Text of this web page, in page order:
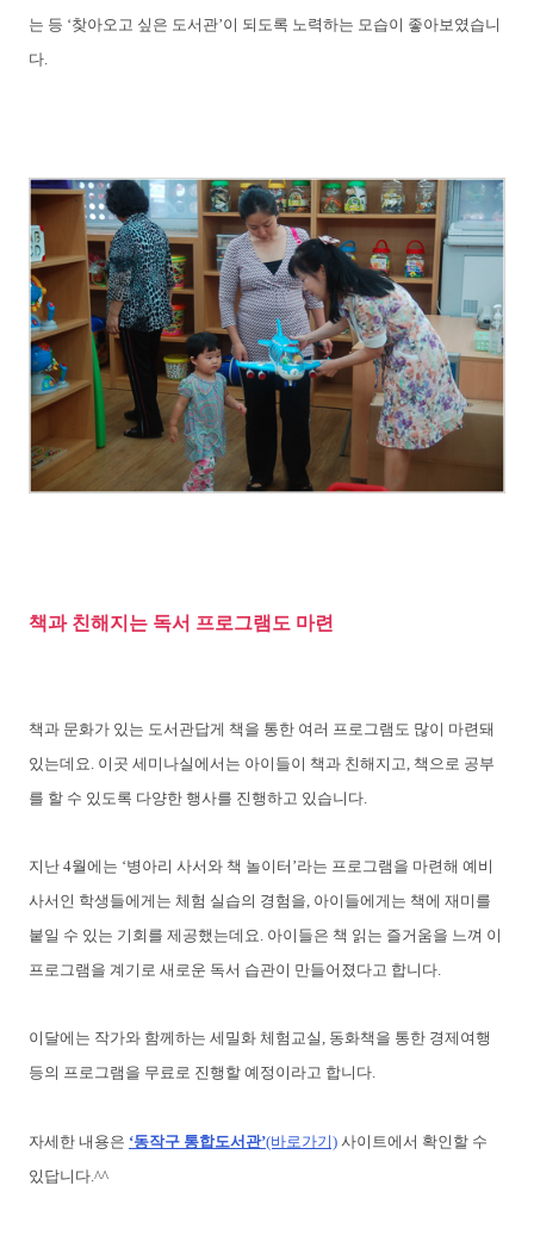
는 등 ‘찾아오고 싶은 도서관’이 되도록 노력하는 모습이 좋아보였습니
다.
책과 친해지는 독서 프로그램도 마련
책과 문화가 있는 도서관답게 책을 통한 여러 프로그램도 많이 마련돼
있는데요. 이곳 세미나실에서는 아이들이 책과 친해지고, 책으로 공부
를 할 수 있도록 다양한 행사를 진행하고 있습니다.
지난 4월에는 ‘병아리 사서와 책 놀이터’라는 프로그램을 마련해 예비
사서인 학생들에게는 체험 실습의 경험을, 아이들에게는 책에 재미를
붙일 수 있는 기회를 제공했는데요. 아이들은 책 읽는 즐거움을 느껴 이
프로그램을 계기로 새로운 독서 습관이 만들어졌다고 합니다.
이달에는 작가와 함께하는 세밀화 체험교실, 동화책을 통한 경제여행
등의 프로그램을 무료로 진행할 예정이라고 합니다.
자세한 내용은 ‘동작구 통합도서관’(바로가기) 사이트에서 확인할 수
있답니다.^^